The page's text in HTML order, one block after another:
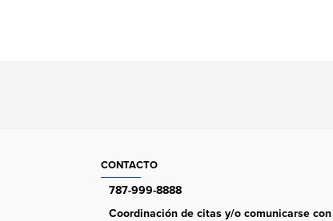
CONTACTO
787-999-8888
Coordinación de citas y/o comunicarse